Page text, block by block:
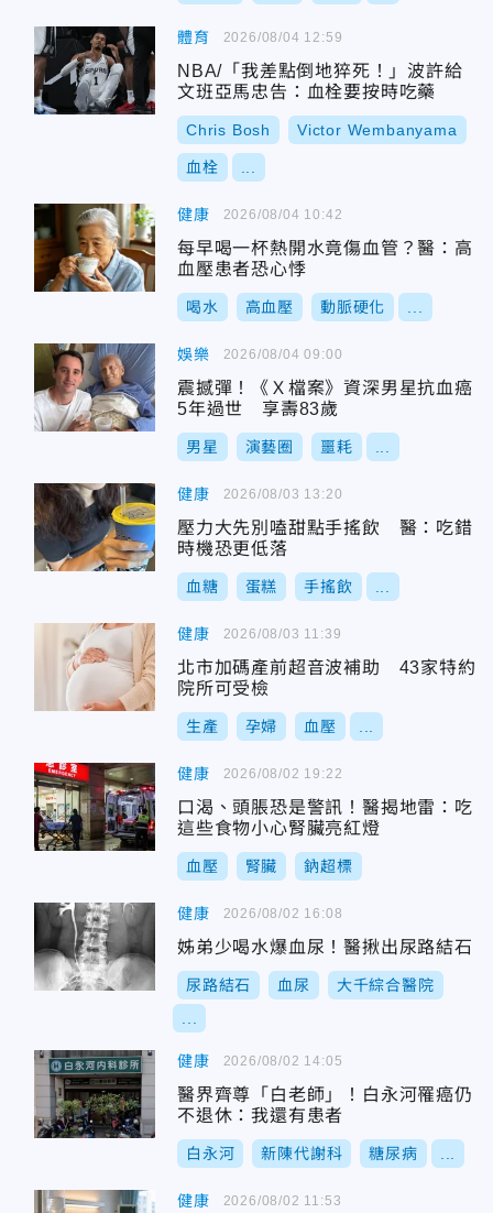
體育
NBA/「我差點倒地猝死！」波許給
文班亞馬忠告：血栓要按時吃藥
Chris Bosh Victor Wembanyama
血栓
2026/08/04 12:59
健康
每早喝一杯熱開水竟傷血管？醫：高
血壓患者恐心悸
喝水 高血壓 動脈硬化
2026/08/04 10:42
娛樂
震撼彈！《Ｘ檔案》資深男星抗血癌
5年過世 享壽83歲
男星 演藝圈 噩耗
2026/08/04 09:00
健康
壓力大先別嗑甜點手搖飲 醫：吃錯
時機恐更低落
血糖 蛋糕 手搖飲
2026/08/03 13:20
健康
北市加碼產前超音波補助 43家特約
院所可受檢
生產 孕婦 血壓
2026/08/03 11:39
健康
口渴、頭脹恐是警訊！醫揭地雷：吃
這些食物小心腎臟亮紅燈
血壓 腎臟 鈉超標
2026/08/02 19:22
健康
姊弟少喝水爆血尿！醫揪出尿路結石
尿路結石 血尿 大千綜合醫院
2026/08/02 16:08
健康
醫界齊尊「白老師」！白永河罹癌仍
不退休：我還有患者
白永河 新陳代謝科 糖尿病
2026/08/02 14:05
健康 2026/08/02 11:53